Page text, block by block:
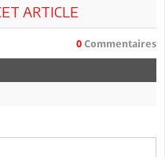
ARTICLE
0 Commentaires